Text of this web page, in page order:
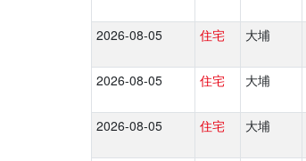
2026-08-05 住宅 大埔
2026-08-05 住宅 大埔
2026-08-05 住宅 大埔